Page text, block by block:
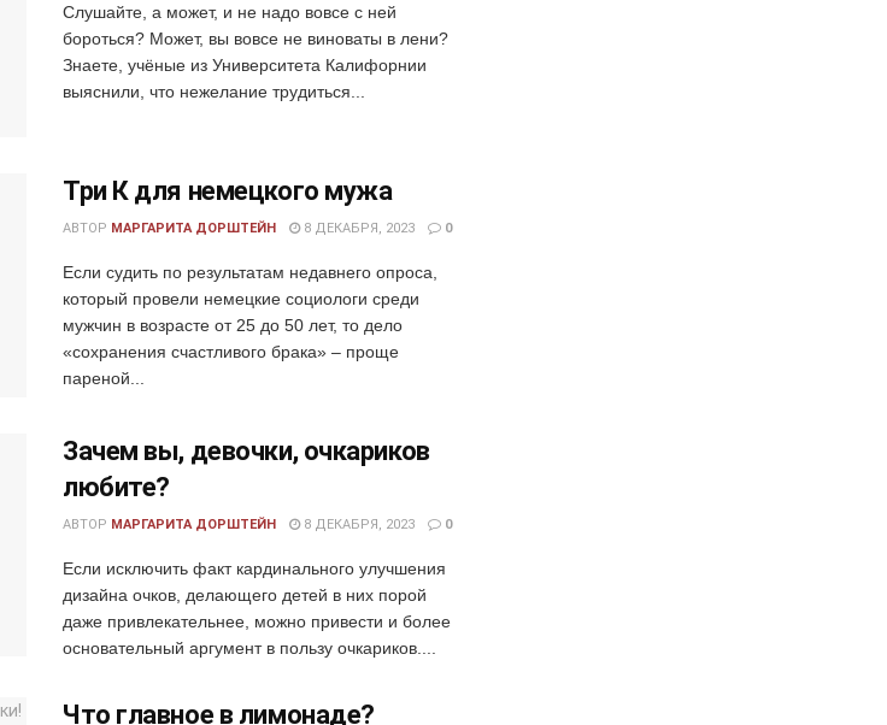
Слушайте, а может, и не надо вовсе с ней
бороться? Может, вы вовсе не виноваты в лени?
Знаете, учёные из Университета Калифорнии
выяснили, что нежелание трудиться...
Три К для немецкого мужа
АВТОР МАРГАРИТА ДОРШТЕЙН 8 ДЕКАБРЯ, 2023 0
Если судить по результатам недавнего опроса,
который провели немецкие социологи среди
мужчин в возрасте от 25 до 50 лет, то дело
«сохранения счастливого брака» – проще
пареной...
Зачем вы, девочки, очкариков
любите?
АВТОР МАРГАРИТА ДОРШТЕЙН 8 ДЕКАБРЯ, 2023 0
Если исключить факт кардинального улучшения
дизайна очков, делающего детей в них порой
даже привлекательнее, можно привести и более
основательный аргумент в пользу очкариков....
Что главное в лимонаде?